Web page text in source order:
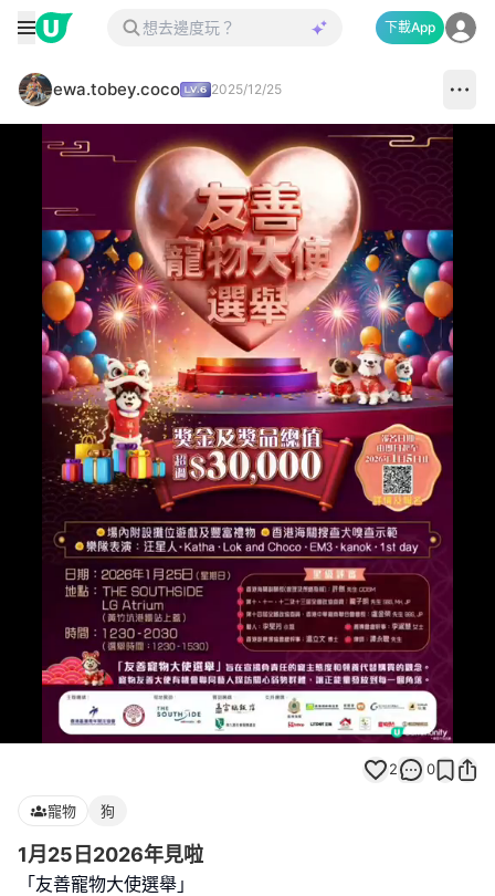
下載App
ewa.tobey.coco 2025/12/25
Loaded
100.00%
Unmute
2 0
寵物 狗
1月25日2026年見啦
「友善寵物大使選舉」